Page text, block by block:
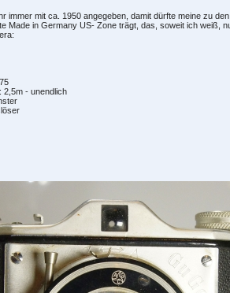
immer mit ca. 1950 angegeben, damit dürfte meine zu
Made in Germany US- Zone trägt, das, soweit ich weiß,
2,5m - unendlich